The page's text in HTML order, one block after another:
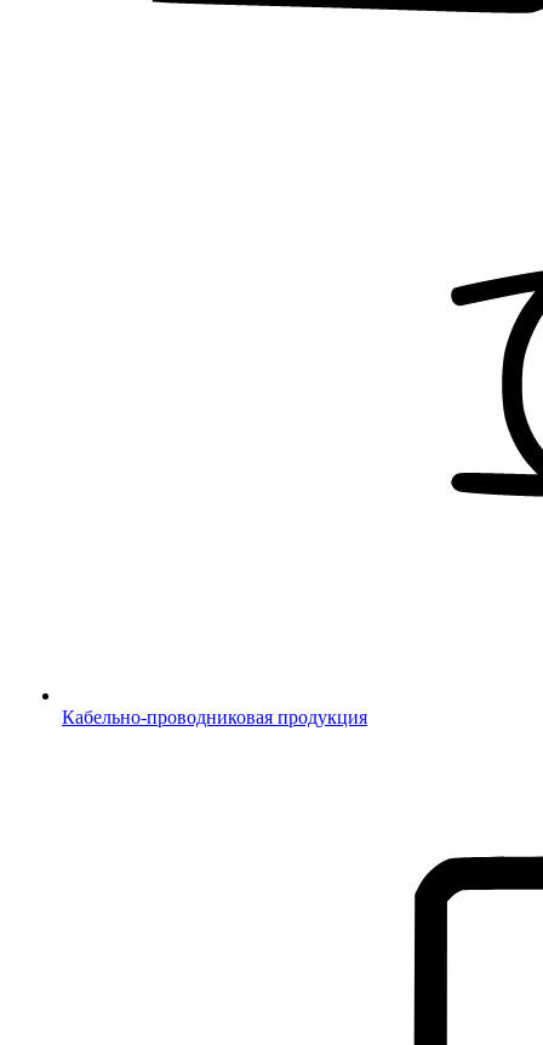
Кабельно-проводниковая продукция